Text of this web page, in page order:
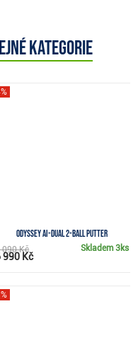
kategorie
Odyssey Ai-DUAL 2-Ball putter
Skladem3ks
090 Kč
990 Kč